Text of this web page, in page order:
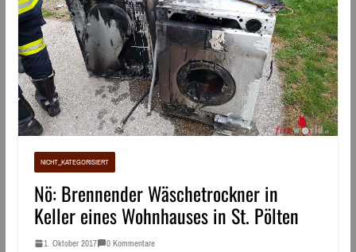
NICHT_KATEGORISIERT
Nö: Brennender Wäschetrockner in
Keller eines Wohnhauses in St. Pölten
1. Oktober 2017 0 Kommentare